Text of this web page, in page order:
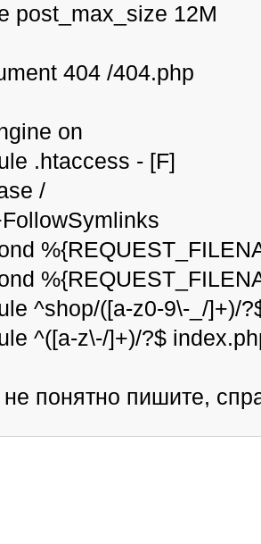
post_max_size 12M
404 /404.php
on
.htaccess - [F]
/
^shop/([a-z0-9\-_/]+)/
^([a-z\-/]+)/?$
понятно пишите,